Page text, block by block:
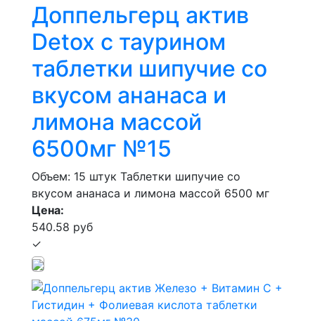
Доппельгерц актив
Detox с таурином
таблетки шипучие со
вкусом ананаса и
лимона массой
6500мг №15
Объем: 15 штук Таблетки шипучие со
вкусом ананаса и лимона массой 6500 мг
Цена:
540.58 руб
✓